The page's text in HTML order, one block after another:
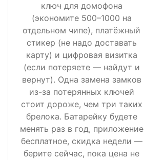
ключ для домофона
(экономите 500–1000 на
отдельном чипе), платёжный
стикер (не надо доставать
карту) и цифровая визитка
(если потеряете — найдут и
вернут). Одна замена замков
из-за потерянных ключей
стоит дороже, чем три таких
брелока. Батарейку будете
менять раз в год, приложение
бесплатное, скидка недели —
берите сейчас, пока цена не